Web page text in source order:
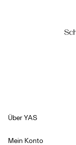
Über YAS
Unsere Geschichte
Mein Konto